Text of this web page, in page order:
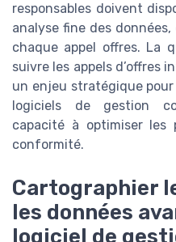
responsables doivent
analyse fine des
chaque appel offres. La
suivre les appels d’offres
un enjeu stratégique
logiciels de gestion
capacité à optimiser les
conformité.
Cartographier
les données
logiciel de